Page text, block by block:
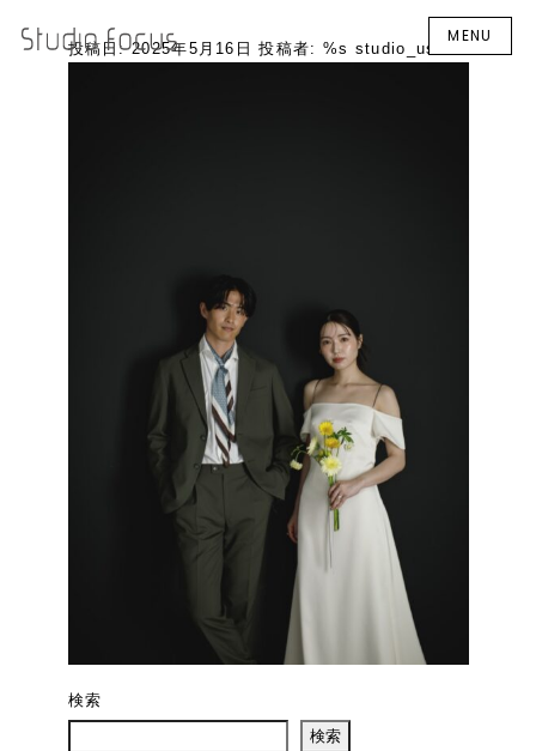
MENU
投稿日:2025年5月16日 投稿者: %s studio_user
検索
検索